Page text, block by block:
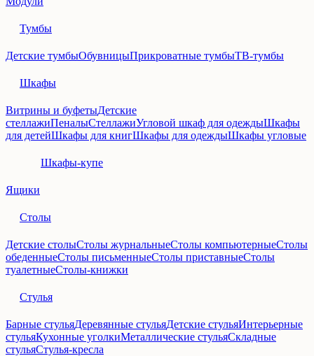
Тумбы
Детские тумбыОбувницыПрикроватные тумбыТВ-тумбы
Шкафы
Витрины и буфетыДетские
стеллажиПеналыСтеллажиУгловой шкаф для одеждыШкафы
для детейШкафы для книгШкафы для одеждыШкафы угловые
Шкафы-купе
Ящики
Столы
Детские столыСтолы журнальныеСтолы компьютерныеСтолы
обеденныеСтолы письменныеСтолы приставныеСтолы
туалетныеСтолы-книжки
Стулья
Барные стульяДеревянные стульяДетские стульяИнтерьерные
стульяКухонные уголкиМеталлические стульяСкладные
стульяСтулья-кресла